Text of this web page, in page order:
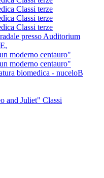
Classi terze
Classi terze
Classi terze
presso Auditorium
moderno centauro"
moderno centauro"
biomedica - nuceloB
and Juliet" Classi